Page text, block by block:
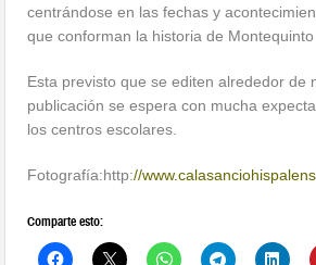
centrándose en las fechas y
que conforman la historia de Montequinto
Esta previsto que se editen alrededor de
publicación se espera con mucha
los centros escolares.
Fotografía:http://
Comparte esto: